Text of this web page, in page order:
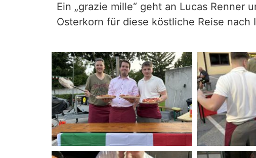
Ein „grazie mille“ geht an Lucas Renner
Osterkorn für diese köstliche Reise nach